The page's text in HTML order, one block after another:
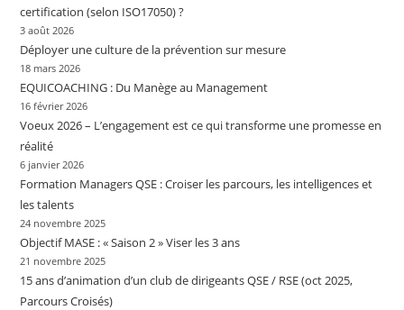
certification (selon ISO17050) ?
3 août 2026
Déployer une culture de la prévention sur mesure
18 mars 2026
EQUICOACHING : Du Manège au Management
16 février 2026
Voeux 2026 – L’engagement est ce qui transforme une promesse en
réalité
6 janvier 2026
Formation Managers QSE : Croiser les parcours, les intelligences et
les talents
24 novembre 2025
Objectif MASE : « Saison 2 » Viser les 3 ans
21 novembre 2025
15 ans d’animation d’un club de dirigeants QSE / RSE (oct 2025,
Parcours Croisés)